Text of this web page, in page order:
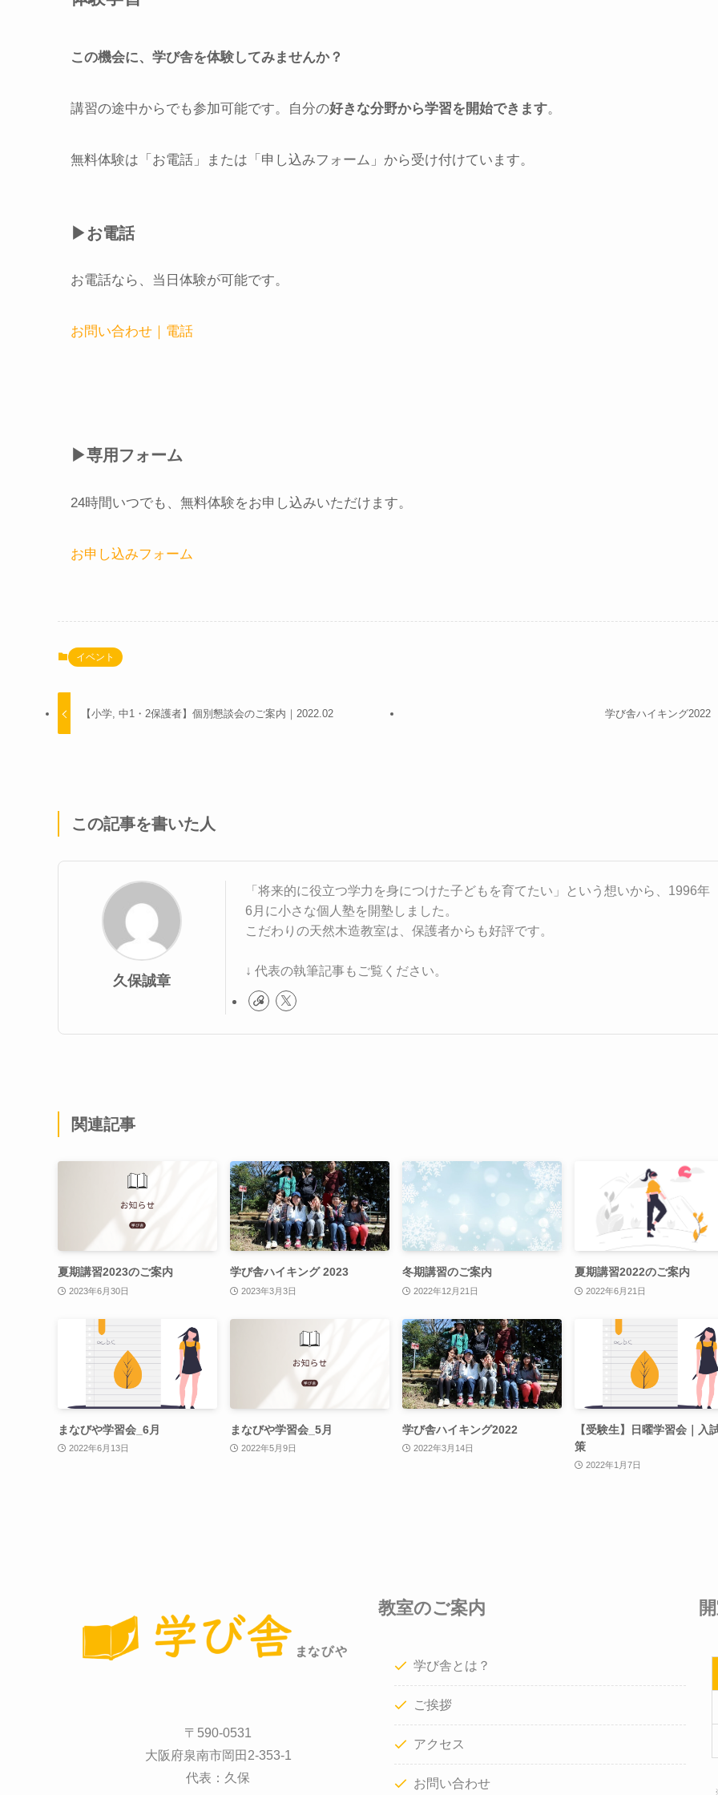
この機会に、学び舎を体験してみませんか？
講習の途中からでも参加可能です。自分の好きな分野から学習を開始できます。
無料体験は「お電話」または「申し込みフォーム」から受け付けています。
▶︎お電話
お電話なら、当日体験が可能です。
お問い合わせ｜電話
▶︎専用フォーム
24時間いつでも、無料体験をお申し込みいただけます。
お申し込みフォーム
イベント
【小学, 中1・2保護者】個別懇談会のご案内｜2022.02 学び舎ハイキング2022
この記事を書いた人
久保誠章
「将来的に役立つ学力を身につけた子どもを育てたい」という想いから、1996年
6月に小さな個人塾を開塾しました。
こだわりの天然木造教室は、保護者からも好評です。
↓ 代表の執筆記事もご覧ください。
関連記事
夏期講習2023のご案内
2023年6月30日
学び舎ハイキング 2023
2023年3月3日
冬期講習のご案内
2022年12月21日
夏期講習2022のご案内
2022年6月21日
まなびや学習会_6月
2022年6月13日
まなびや学習会_5月
2022年5月9日
学び舎ハイキング2022
2022年3月14日
【受験生】日曜学習会｜入
策
2022年1月7日
〒590-0531
大阪府泉南市岡田2-353-1
代表：久保
教室のご案内
学び舎とは？
ご挨拶
アクセス
お問い合わせ